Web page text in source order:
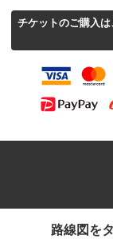
チケットのご購入
路線図を